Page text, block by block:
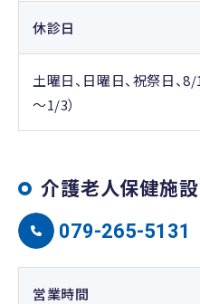
休診日
土曜日、日曜日、祝祭日、
～1/3）
介護老人保健施設
079-265-5131
営業時間